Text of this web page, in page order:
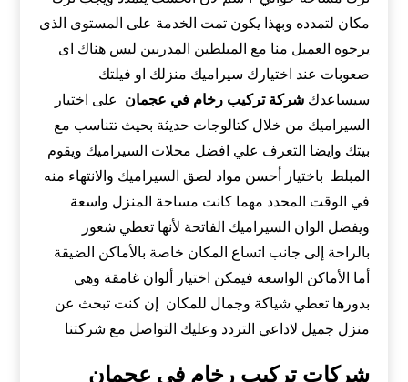
مكان لتمدده وبهذا يكون تمت الخدمة على المستوى الذى
يرجوه العميل منا مع المبلطين المدربين ليس هناك اى
صعوبات عند اختيارك سيراميك منزلك او فيلتك
سيساعدكشركة تركيب رخام في عجمان على اختيار
السيراميك من خلال كتالوجات حديثة بحيث تتناسب مع
بيتك وايضا التعرف علي افضل محلات السيراميك ويقوم
المبلط باختيار أحسن مواد لصق السيراميك والانتهاء منه
في الوقت المحدد مهما كانت مساحة المنزل واسعة
ويفضل الوان السيراميك الفاتحة لأنها تعطي شعور
بالراحة إلى جانب اتساع المكان خاصة بالأماكن الضيقة
أما الأماكن الواسعة فيمكن اختيار ألوان غامقة وهي
بدورها تعطي شياكة وجمال للمكان إن كنت تبحث عن
منزل جميل لاداعي التردد وعليك التواصل مع شركتنا
شركات تركيب رخام في عجمان